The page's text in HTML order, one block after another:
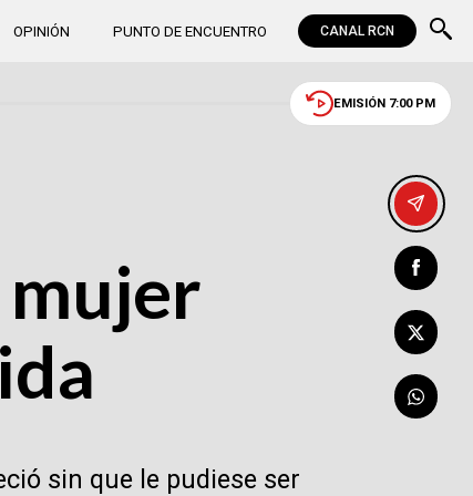
OPINIÓN PUNTO DE ENCUENTRO CANAL RCN
EMISIÓN 7:00 PM
mujer
sin que le pudiese ser